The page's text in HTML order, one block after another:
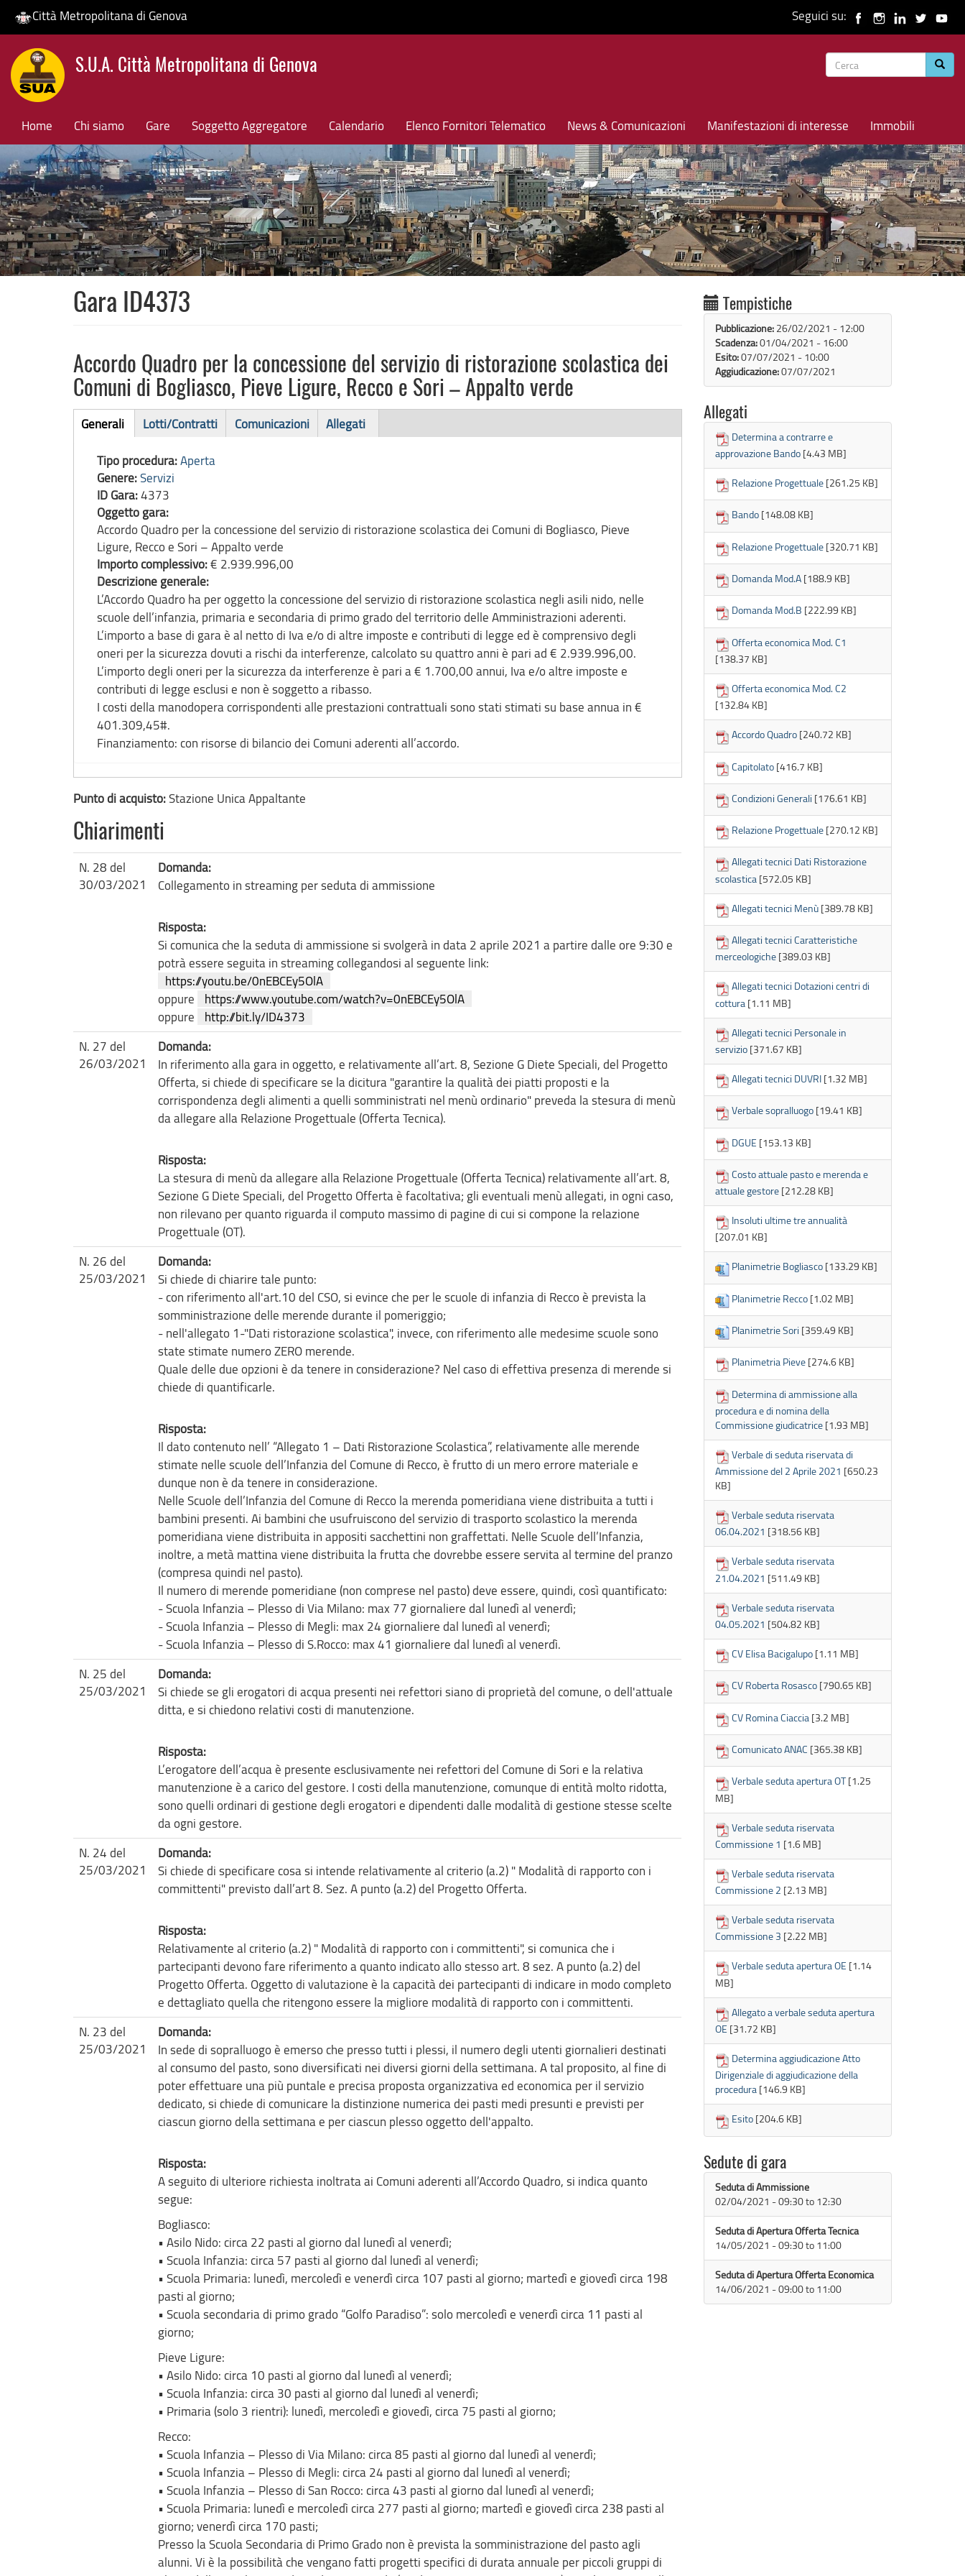
Salta
contenuto
principale
Città Metropolitana di Genova Seguici su:
S.U.A. Città Metropolitana di Genova
Form
ricerca
Home Chi siamo Gare Soggetto Aggregatore Calendario Elenco Fornitori Telematico News & Comunicazioni Manifestazioni di interesse Immobili
Gara ID4373
Accordo Quadro per la concessione del servizio di ristorazione scolastica dei
Comuni di Bogliasco, Pieve Ligure, Recco e Sori – Appalto verde
Bando
gara
Generali
attiva)
Lotti/Contratti Comunicazioni Allegati
Tipo procedura:Aperta
Genere:Servizi
ID Gara:4373
Oggetto gara:
Accordo Quadro per la concessione del servizio di ristorazione scolastica dei Comuni di Bogliasco, Pieve
Ligure, Recco e Sori – Appalto verde
Importo complessivo:€ 2.939.996,00
Descrizione generale:
L’Accordo Quadro ha per oggetto la concessione del servizio di ristorazione scolastica negli asili nido, nelle
scuole dell’infanzia, primaria e secondaria di primo grado del territorio delle Amministrazioni aderenti.
L’importo a base di gara è al netto di Iva e/o di altre imposte e contributi di legge ed è comprensivo degli
oneri per la sicurezza dovuti a rischi da interferenze, calcolato su quattro anni è pari ad € 2.939.996,00.
L’importo degli oneri per la sicurezza da interferenze è pari a € 1.700,00 annui, Iva e/o altre imposte e
contributi di legge esclusi e non è soggetto a ribasso.
I costi della manodopera corrispondenti alle prestazioni contrattuali sono stati stimati su base annua in €
401.309,45#.
Finanziamento: con risorse di bilancio dei Comuni aderenti all’accordo.
Punto di acquisto:Stazione Unica Appaltante
Chiarimenti
N. 28 del
30/03/2021
Domanda:
Collegamento in streaming per seduta di ammissione
Risposta:
Si comunica che la seduta di ammissione si svolgerà in data 2 aprile 2021 a partire dalle ore 9:30 e
potrà essere seguita in streaming collegandosi al seguente link:
https://youtu.be/0nEBCEy5OlA
oppure
https://www.youtube.com/watch?v=0nEBCEy5OlA
oppure
http://bit.ly/ID4373
N. 27 del
26/03/2021
Domanda:
In riferimento alla gara in oggetto, e relativamente all’art. 8, Sezione G Diete Speciali, del Progetto
Offerta, si chiede di specificare se la dicitura "garantire la qualità dei piatti proposti e la
corrispondenza degli alimenti a quelli somministrati nel menù ordinario" preveda la stesura di menù
da allegare alla Relazione Progettuale (Offerta Tecnica).
Risposta:
La stesura di menù da allegare alla Relazione Progettuale (Offerta Tecnica) relativamente all’art. 8,
Sezione G Diete Speciali, del Progetto Offerta è facoltativa; gli eventuali menù allegati, in ogni caso,
non rilevano per quanto riguarda il computo massimo di pagine di cui si compone la relazione
Progettuale (OT).
N. 26 del
25/03/2021
Domanda:
Si chiede di chiarire tale punto:
- con riferimento all'art.10 del CSO, si evince che per le scuole di infanzia di Recco è prevista la
somministrazione delle merende durante il pomeriggio;
- nell'allegato 1-"Dati ristorazione scolastica", invece, con riferimento alle medesime scuole sono
state stimate numero ZERO merende.
Quale delle due opzioni è da tenere in considerazione? Nel caso di effettiva presenza di merende si
chiede di quantificarle.
Risposta:
Il dato contenuto nell’ “Allegato 1 – Dati Ristorazione Scolastica”, relativamente alle merende
stimate nelle scuole dell’Infanzia del Comune di Recco, è frutto di un mero errore materiale e
dunque non è da tenere in considerazione.
Nelle Scuole dell’Infanzia del Comune di Recco la merenda pomeridiana viene distribuita a tutti i
bambini presenti. Ai bambini che usufruiscono del servizio di trasporto scolastico la merenda
pomeridiana viene distribuita in appositi sacchettini non graffettati. Nelle Scuole dell’Infanzia,
inoltre, a metà mattina viene distribuita la frutta che dovrebbe essere servita al termine del pranzo
(compresa quindi nel pasto).
Il numero di merende pomeridiane (non comprese nel pasto) deve essere, quindi, così quantificato:
- Scuola Infanzia – Plesso di Via Milano: max 77 giornaliere dal lunedì al venerdì;
- Scuola Infanzia – Plesso di Megli: max 24 giornaliere dal lunedì al venerdì;
- Scuola Infanzia – Plesso di S.Rocco: max 41 giornaliere dal lunedì al venerdì.
N. 25 del
25/03/2021
Domanda:
Si chiede se gli erogatori di acqua presenti nei refettori siano di proprietà del comune, o dell'attuale
ditta, e si chiedono relativi costi di manutenzione.
Risposta:
L’erogatore dell’acqua è presente esclusivamente nei refettori del Comune di Sori e la relativa
manutenzione è a carico del gestore. I costi della manutenzione, comunque di entità molto ridotta,
sono quelli ordinari di gestione degli erogatori e dipendenti dalle modalità di gestione stesse scelte
da ogni gestore.
N. 24 del
25/03/2021
Domanda:
Si chiede di specificare cosa si intende relativamente al criterio (a.2) " Modalità di rapporto con i
committenti" previsto dall’art 8. Sez. A punto (a.2) del Progetto Offerta.
Risposta:
Relativamente al criterio (a.2) " Modalità di rapporto con i committenti", si comunica che i
partecipanti devono fare riferimento a quanto indicato allo stesso art. 8 sez. A punto (a.2) del
Progetto Offerta. Oggetto di valutazione è la capacità dei partecipanti di indicare in modo completo
e dettagliato quella che ritengono essere la migliore modalità di rapporto con i committenti.
N. 23 del
25/03/2021
Domanda:
In sede di sopralluogo è emerso che presso tutti i plessi, il numero degli utenti giornalieri destinati
al consumo del pasto, sono diversificati nei diversi giorni della settimana. A tal proposito, al fine di
poter effettuare una più puntale e precisa proposta organizzativa ed economica per il servizio
dedicato, si chiede di comunicare la distinzione numerica dei pasti medi presunti e previsti per
ciascun giorno della settimana e per ciascun plesso oggetto dell'appalto.
Risposta:
A seguito di ulteriore richiesta inoltrata ai Comuni aderenti all’Accordo Quadro, si indica quanto
segue:
Bogliasco:
• Asilo Nido: circa 22 pasti al giorno dal lunedì al venerdì;
• Scuola Infanzia: circa 57 pasti al giorno dal lunedì al venerdì;
• Scuola Primaria: lunedì, mercoledì e venerdì circa 107 pasti al giorno; martedì e giovedì circa 198
pasti al giorno;
• Scuola secondaria di primo grado “Golfo Paradiso”: solo mercoledì e venerdì circa 11 pasti al
giorno;
Pieve Ligure:
• Asilo Nido: circa 10 pasti al giorno dal lunedì al venerdì;
• Scuola Infanzia: circa 30 pasti al giorno dal lunedì al venerdì;
• Primaria (solo 3 rientri): lunedì, mercoledì e giovedì, circa 75 pasti al giorno;
Recco:
• Scuola Infanzia – Plesso di Via Milano: circa 85 pasti al giorno dal lunedì al venerdì;
• Scuola Infanzia – Plesso di Megli: circa 24 pasti al giorno dal lunedì al venerdì;
• Scuola Infanzia – Plesso di San Rocco: circa 43 pasti al giorno dal lunedì al venerdì;
• Scuola Primaria: lunedì e mercoledì circa 277 pasti al giorno; martedì e giovedì circa 238 pasti al
giorno; venerdì circa 170 pasti;
Presso la Scuola Secondaria di Primo Grado non è prevista la somministrazione del pasto agli
alunni. Vi è la possibilità che vengano fatti progetti specifici di durata annuale per piccoli gruppi di
Tempistiche
Pubblicazione: 26/02/2021 - 12:00
Scadenza:01/04/2021 - 16:00
Esito:07/07/2021 - 10:00
Aggiudicazione:07/07/2021
Allegati
Determina a contrarre e
approvazione Bando [4.43 MB]
Relazione Progettuale [261.25 KB]
Bando [148.08 KB]
Relazione Progettuale [320.71 KB]
Domanda Mod.A [188.9 KB]
Domanda Mod.B [222.99 KB]
Offerta economica Mod. C1
[138.37 KB]
Offerta economica Mod. C2
[132.84 KB]
Accordo Quadro [240.72 KB]
Capitolato [416.7 KB]
Condizioni Generali [176.61 KB]
Relazione Progettuale [270.12 KB]
Allegati tecnici Dati Ristorazione
scolastica [572.05 KB]
Allegati tecnici Menù [389.78 KB]
Allegati tecnici Caratteristiche
merceologiche [389.03 KB]
Allegati tecnici Dotazioni centri di
cottura [1.11 MB]
Allegati tecnici Personale in
servizio [371.67 KB]
Allegati tecnici DUVRI [1.32 MB]
Verbale sopralluogo [19.41 KB]
DGUE [153.13 KB]
Costo attuale pasto e merenda e
attuale gestore [212.28 KB]
Insoluti ultime tre annualità
[207.01 KB]
Planimetrie Bogliasco [133.29 KB]
Planimetrie Recco [1.02 MB]
Planimetrie Sori [359.49 KB]
Planimetria Pieve [274.6 KB]
Determina di ammissione alla
procedura e di nomina della
Commissione giudicatrice [1.93 MB]
Verbale di seduta riservata di
Ammissione del 2 Aprile 2021 [650.23
KB]
Verbale seduta riservata
06.04.2021 [318.56 KB]
Verbale seduta riservata
21.04.2021 [511.49 KB]
Verbale seduta riservata
04.05.2021 [504.82 KB]
CV Elisa Bacigalupo [1.11 MB]
CV Roberta Rosasco [790.65 KB]
CV Romina Ciaccia [3.2 MB]
Comunicato ANAC [365.38 KB]
Verbale seduta apertura OT [1.25
MB]
Verbale seduta riservata
Commissione 1 [1.6 MB]
Verbale seduta riservata
Commissione 2 [2.13 MB]
Verbale seduta riservata
Commissione 3 [2.22 MB]
Verbale seduta apertura OE [1.14
MB]
Allegato a verbale seduta apertura
OE [31.72 KB]
Determina aggiudicazione Atto
Dirigenziale di aggiudicazione della
procedura [146.9 KB]
Esito [204.6 KB]
Sedute di gara
Seduta di Ammissione
02/04/2021 -09:30to 12:30
Seduta di Apertura Offerta Tecnica
14/05/2021 -09:30to 11:00
Seduta di Apertura Offerta Economica
14/06/2021 -09:00to 11:00